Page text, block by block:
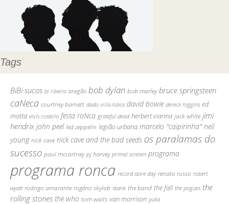
Tags
BiBi sucos bi ribeiro bnegão bob dylan bob marley bruce springsteen
caNeca courtney barnett dado villa-lobos david bowie dereck higgins ed
motta elvis costello festa roNca grateful dead herbert vianna jack white jimi
hendrix john peel led zeppelin legião urbana marcelo "caipirinha" neil
young nick cave nick cave and the bad seeds os paralamas do
sucesso paul mccartney pj harvey primal scream programa
programa ronca record store day renato russo robert
wyatt rodrigo amarante rogério skylab skank the band the fall the pogues the
rolling stones the who tom waits van morrison yuka